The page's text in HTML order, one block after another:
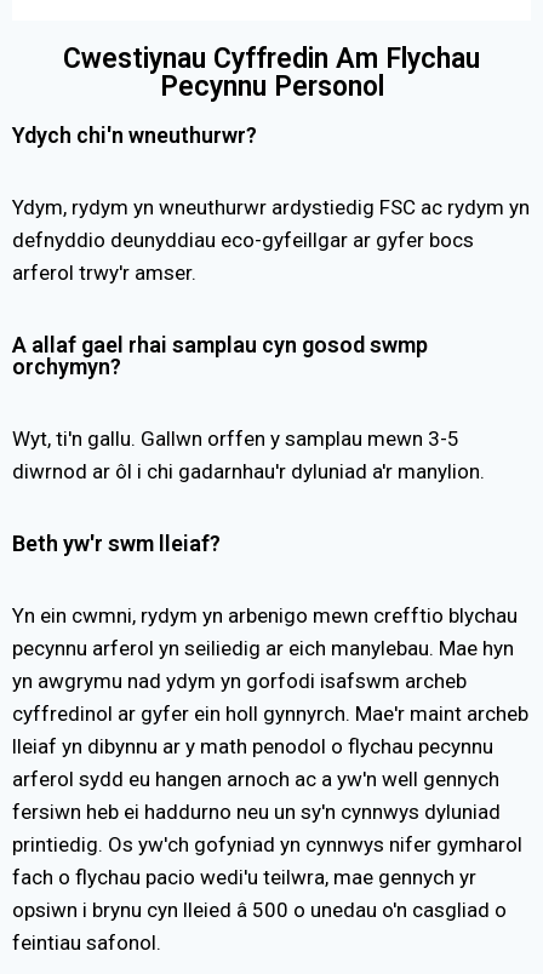
Cwestiynau Cyffredin Am Flychau
Pecynnu Personol
Ydych chi'n wneuthurwr?
Ydym, rydym yn wneuthurwr ardystiedig FSC ac rydym yn
defnyddio deunyddiau eco-gyfeillgar ar gyfer bocs
arferol trwy'r amser.
A allaf gael rhai samplau cyn gosod swmp
orchymyn?
Wyt, ti'n gallu. Gallwn orffen y samplau mewn 3-5
diwrnod ar ôl i chi gadarnhau'r dyluniad a'r manylion.
Beth yw'r swm lleiaf?
Yn ein cwmni, rydym yn arbenigo mewn crefftio blychau
pecynnu arferol yn seiliedig ar eich manylebau. Mae hyn
yn awgrymu nad ydym yn gorfodi isafswm archeb
cyffredinol ar gyfer ein holl gynnyrch. Mae'r maint archeb
lleiaf yn dibynnu ar y math penodol o flychau pecynnu
arferol sydd eu hangen arnoch ac a yw'n well gennych
fersiwn heb ei haddurno neu un sy'n cynnwys dyluniad
printiedig. Os yw'ch gofyniad yn cynnwys nifer gymharol
fach o flychau pacio wedi'u teilwra, mae gennych yr
opsiwn i brynu cyn lleied â 500 o unedau o'n casgliad o
feintiau safonol.